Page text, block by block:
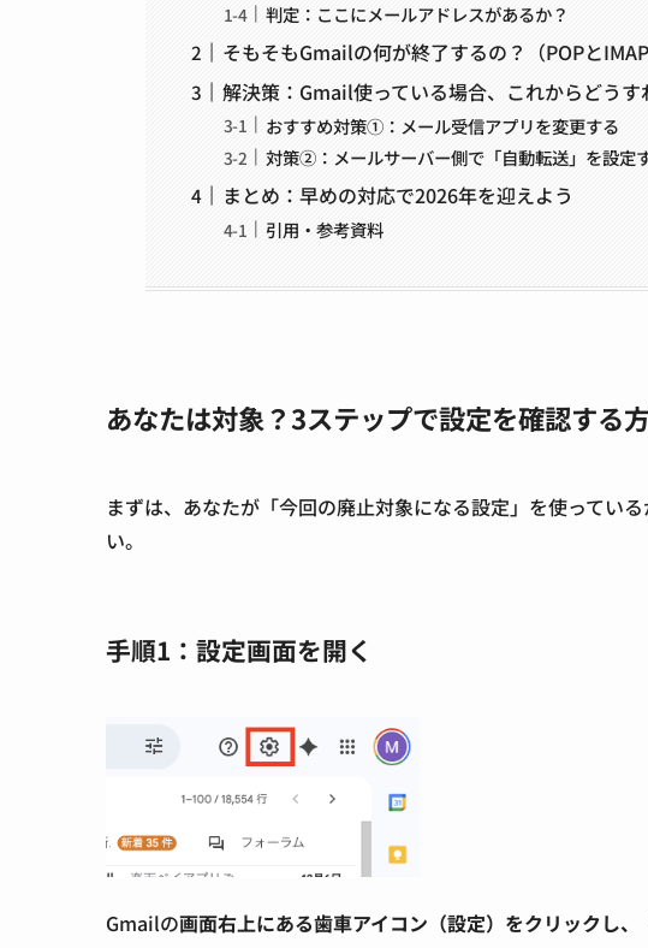
判定：ここにメールアドレスがあるか？
そもそもGmailの何が終了するの？（POPとIMAP
解決策：Gmail使っている場合、これからどうす
おすすめ対策①：メール受信アプリを変更する
対策②：メールサーバー側で「自動転送」を設定
まとめ：早めの対応で2026年を迎えよう
引用・参考資料
あなたは対象？3ステップで設定を確認する
まずは、あなたが「今回の廃止対象になる設定」を使ってい
い。
手順1：設定画面を開く
Gmailの画面右上にある歯車アイコン（設定）をクリックし